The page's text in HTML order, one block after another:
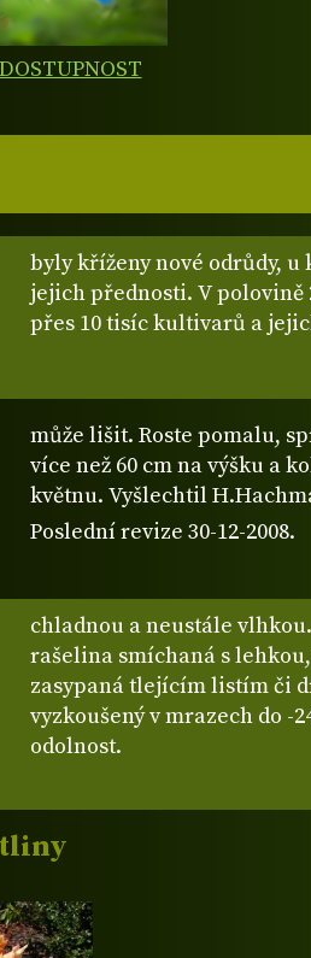
byly kříženy nové odrůdy,
jejich přednosti. V
přes 10 tisíc kultivarů a
může lišit. Roste pomalu,
více než 60 cm na výšku a
květnu. Vyšlechtil
Poslední revize 30-12-2008.
chladnou a neustále
rašelina smíchaná s
zasypaná tlejícím listím či
vyzkoušený v mrazech do -
odolnost.